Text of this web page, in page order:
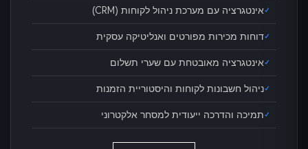
אינטגרציה עם מערכת ניהול לקוחות (CRM)
דוחות מכירות מפורטים ואנליטיקה עסקית
אינטגרציה מאובטחת עם שערי תשלום
ניהול חשבונות לקוחות והיסטוריית הזמנות
תמיכה והדרכה ייעודית למסחר אלקטרוני